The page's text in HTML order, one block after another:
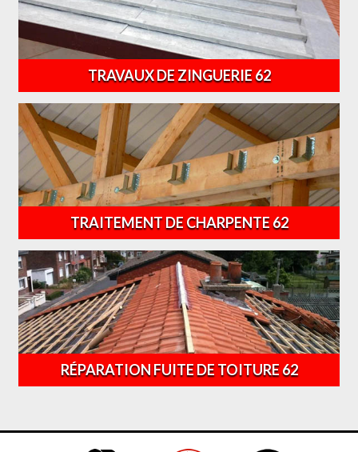
TRAVAUX DE ZINGUERIE 62
TRAITEMENT DE CHARPENTE 62
RÉPARATION FUITE DE TOITURE 62